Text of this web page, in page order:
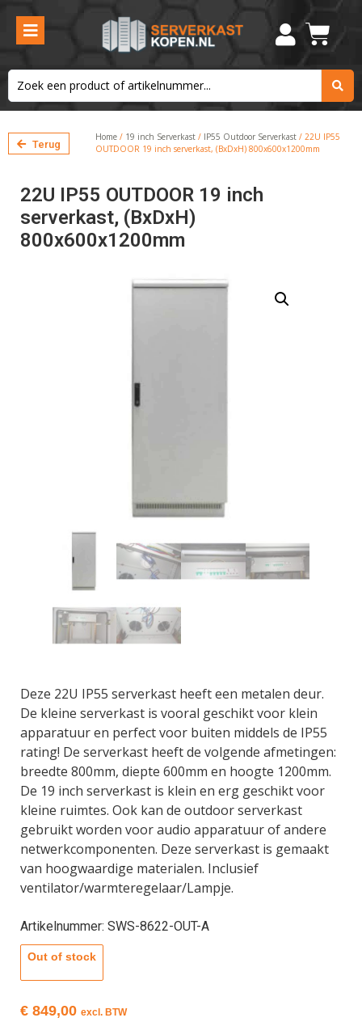
Terug
Home / 19 inch Serverkast / IP55 Outdoor Serverkast / 22U IP55
OUTDOOR 19 inch serverkast, (BxDxH) 800x600x1200mm
22U IP55 OUTDOOR 19 inch
serverkast, (BxDxH)
800x600x1200mm
Deze 22U IP55 serverkast heeft een metalen deur.
De kleine serverkast is vooral geschikt voor klein
apparatuur en perfect voor buiten middels de IP55
rating! De serverkast heeft de volgende afmetingen:
breedte 800mm, diepte 600mm en hoogte 1200mm.
De 19 inch serverkast is klein en erg geschikt voor
kleine ruimtes. Ook kan de outdoor serverkast
gebruikt worden voor audio apparatuur of andere
netwerkcomponenten. Deze serverkast is gemaakt
van hoogwaardige materialen. Inclusief
ventilator/warmteregelaar/Lampje.
Artikelnummer: SWS-8622-OUT-A
Out of stock
€ 849,00 excl. BTW